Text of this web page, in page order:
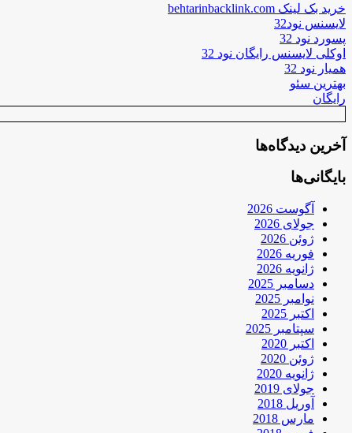
خرید بک لینک behtarinbacklink.com
لایسنس نود32
پسورد نود 32
اوکلی لایسنس رایگان نود 32
همیار نود 32
بهترین سئو
رایگان
آخرین دیدگاه‌ها
بایگانی‌ها
آگوست 2026
جولای 2026
ژوئن 2026
فوریه 2026
ژانویه 2026
دسامبر 2025
نوامبر 2025
اکتبر 2025
سپتامبر 2025
اکتبر 2020
ژوئن 2020
ژانویه 2020
جولای 2019
آوریل 2018
مارس 2018